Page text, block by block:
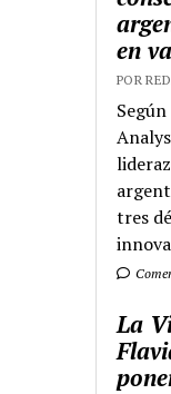
en
POR
tres
La